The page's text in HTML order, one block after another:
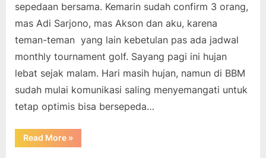
sepedaan bersama. Kemarin sudah confirm 3 orang,
mas Adi Sarjono, mas Akson dan aku, karena
teman-teman yang lain kebetulan pas ada jadwal
monthly tournament golf. Sayang pagi ini hujan
lebat sejak malam. Hari masih hujan, namun di BBM
sudah mulai komunikasi saling menyemangati untuk
tetap optimis bisa bersepeda…
Read More“Menembus
Hujan
»